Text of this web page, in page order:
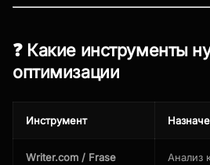
❓ Какие инструменты
оптимизации
Инструмент
Writer.com / Frase Анализ